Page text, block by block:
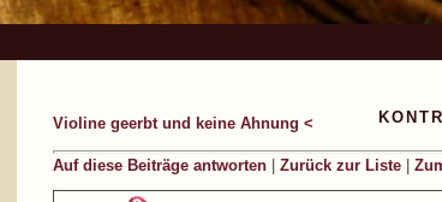
Violine geerbt und keine Ahnung <
Auf diese Beiträge antworten
Zurück zur Liste